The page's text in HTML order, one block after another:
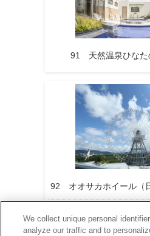
91 天然温泉ひなた
92 オオサカホイール（
We collect unique personal
analyze our traffic and to